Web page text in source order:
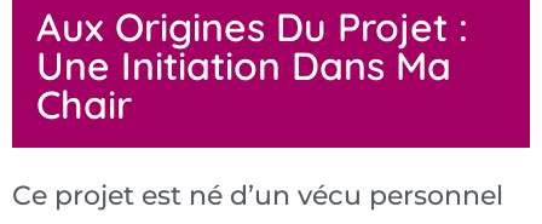
Aux Origines Du Projet :
Une Initiation Dans Ma
Chair
Ce projet est né d’un vécu personnel